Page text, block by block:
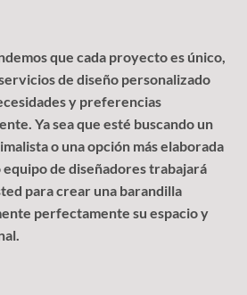
que cada proyecto es único,
de diseño personalizado
y preferencias
Ya sea que esté buscando un
o una opción más elaborada
de diseñadores trabajará
para crear una barandilla
perfectamente su espacio y